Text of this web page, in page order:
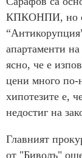
КПКОНПИ, но
апартаменти
ясно, че е
цени много по-
хипотезите е,
недостиг на
Главният
от "Биволъ"